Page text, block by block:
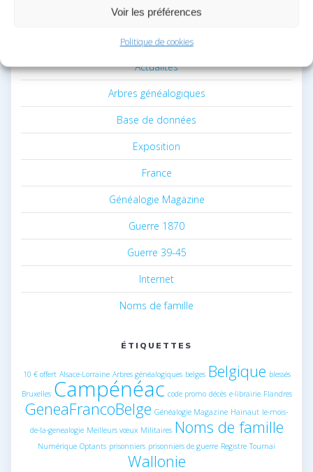
Voir les préférences
Politique de cookies
Actualités
Arbres généalogiques
Base de données
Exposition
France
Généalogie Magazine
Guerre 1870
Guerre 39-45
Internet
Noms de famille
ÉTIQUETTES
10 € offert Alsace-Lorraine Arbres généalogiques belges Belgique blessés
Bruxelles Campénéac code promo décès e-librairie Flandres
GeneaFrancoBelge Généalogie Magazine Hainaut le-mois-
de-la-genealogie Meilleurs vœux Militaires Noms de famille
Numérique Optants prisonniers prisonniers de guerre Registre Tournai
Wallonie